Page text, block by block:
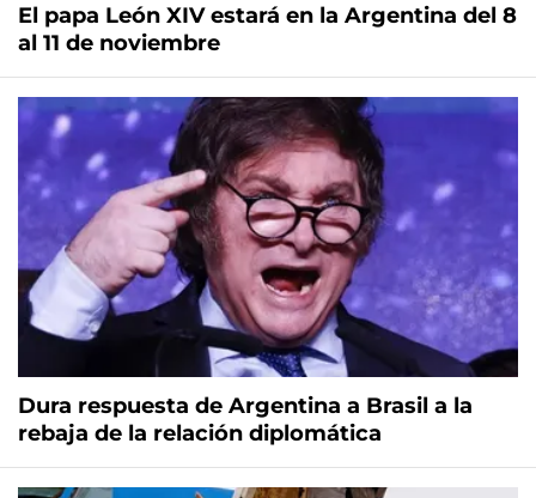
El papa León XIV estará en la Argentina del 8
al 11 de noviembre
Dura respuesta de Argentina a Brasil a la
rebaja de la relación diplomática